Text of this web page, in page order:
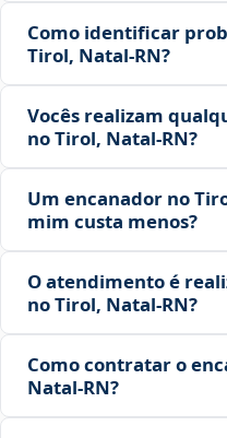
Como identificar
Tirol, Natal‑RN?
Vocês realizam
no Tirol, Natal‑RN?
Um encanador no
mim custa menos?
O atendimento é
no Tirol, Natal‑RN?
Como contratar o
Natal‑RN?